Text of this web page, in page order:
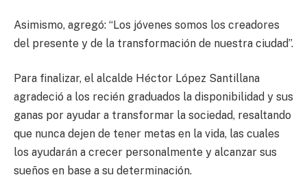
Asimismo, agregó: “Los jóvenes somos los creadores
del presente y de la transformación de nuestra ciudad”.
Para finalizar, el alcalde Héctor López Santillana
agradeció a los recién graduados la disponibilidad y sus
ganas por ayudar a transformar la sociedad, resaltando
que nunca dejen de tener metas en la vida, las cuales
los ayudarán a crecer personalmente y alcanzar sus
sueños en base a su determinación.